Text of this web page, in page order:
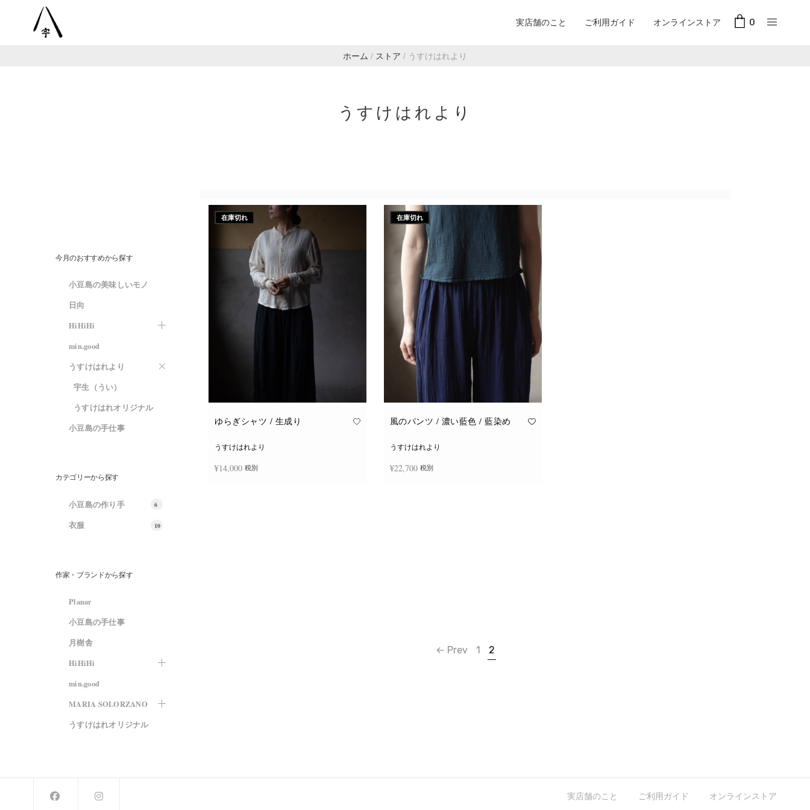
実店舗のこと ご利用ガイド オンラインストア 0
ホーム / ストア / うすけはれより
うすけはれより
今月のおすすめから探す
小豆島の美味しいモノ
日向
HiHiHi
min.good
うすけはれより
宇生（うい）
うすけはれオリジナル
小豆島の手仕事
カテゴリーから探す
小豆島の作り手 6
衣服 10
作家・ブランドから探す
Planar
小豆島の手仕事
月樹舎
HiHiHi
min.good
MARIA SOLORZANO
うすけはれオリジナル
在庫切れ
ゆらぎシャツ / 生成り
うすけはれより
¥14,000 税別
在庫切れ
風のパンツ / 濃い藍色 / 藍染め
うすけはれより
¥22,700 税別
← Prev 1 2
実店舗のこと ご利用ガイド オンラインストア